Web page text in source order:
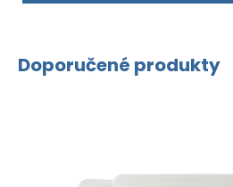
Doporučené produkty